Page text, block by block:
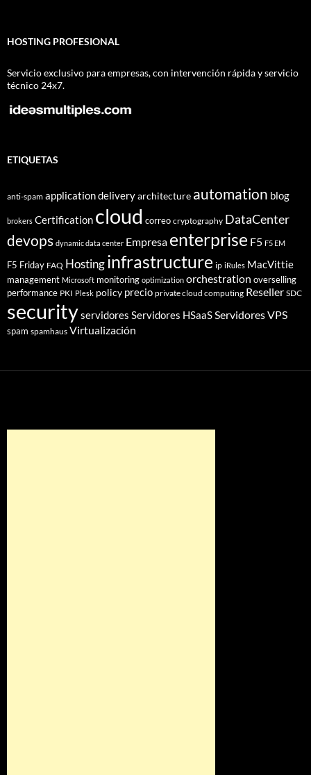
HOSTING PROFESIONAL
Servicio exclusivo para empresas, con intervención rápida y servicio
técnico 24x7.
ETIQUETAS
anti-spam application deliveryarchitecture automation blog
brokers Certification cloud correo cryptography DataCenter
devops dynamic data center Empresa enterprise F5 F5 EM
F5 Friday FAQ Hostinginfrastructure ip iRules MacVittie
management Microsoft monitoring optimization orchestration overselling
performance PKI Plesk policy precio private cloud computing Reseller SDC
securityservidores Servidores HSaaSServidores VPS
spam spamhaus Virtualización